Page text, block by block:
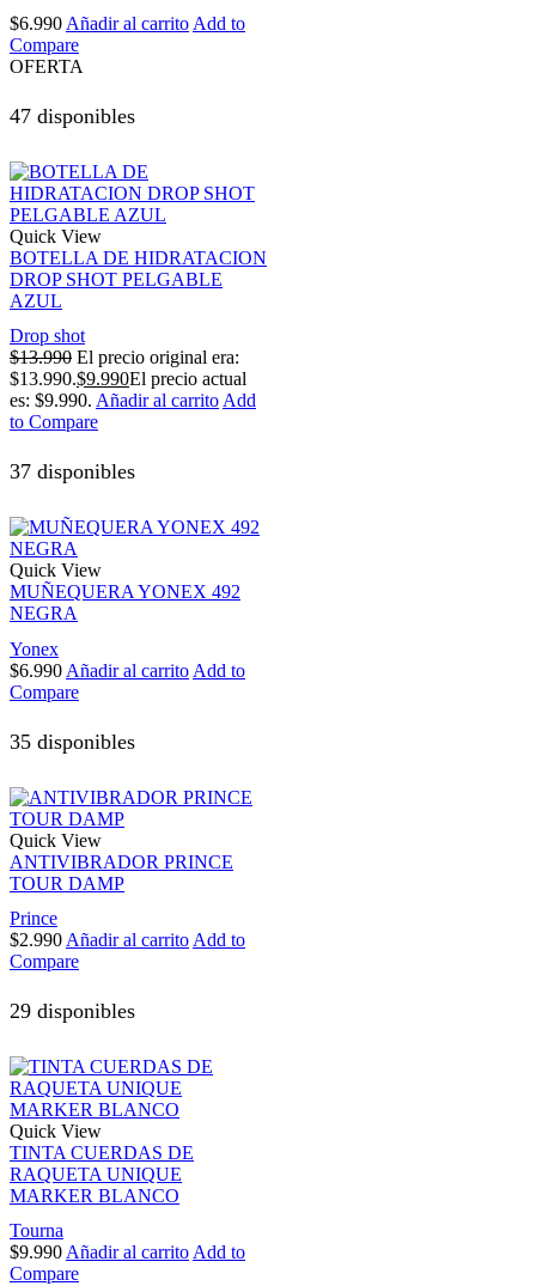
$6.990 Añadir al carrito Add to
Compare
OFERTA
47 disponibles
Quick View
BOTELLA DE HIDRATACION
DROP SHOT PELGABLE
AZUL
Drop shot
$13.990 El precio original era:
$13.990.$9.990El precio actual
es: $9.990. Añadir al carrito Add
to Compare
37 disponibles
Quick View
MUÑEQUERA YONEX 492
NEGRA
Yonex
$6.990 Añadir al carrito Add to
Compare
35 disponibles
Quick View
ANTIVIBRADOR PRINCE
TOUR DAMP
Prince
$2.990 Añadir al carrito Add to
Compare
29 disponibles
Quick View
TINTA CUERDAS DE
RAQUETA UNIQUE
MARKER BLANCO
Tourna
$9.990 Añadir al carrito Add to
Compare